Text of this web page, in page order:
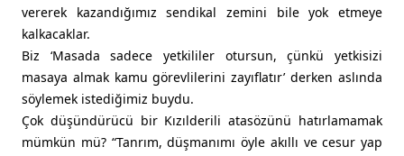
vererek kazandığımız sendikal zemini bile yok etmeye
kalkacaklar.
Biz ‘Masada sadece yetkililer otursun, çünkü yetkisizi
masaya almak kamu görevlilerini zayıflatır’ derken aslında
söylemek istediğimiz buydu.
Çok düşündürücü bir Kızılderili atasözünü hatırlamamak
mümkün mü? “Tanrım, düşmanımı öyle akıllı ve cesur yap